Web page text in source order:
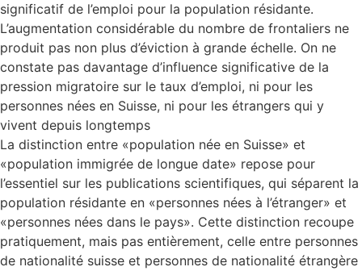
significatif de l’emploi pour la population résidante.
L’augmentation considérable du nombre de frontaliers ne
produit pas non plus d’éviction à grande échelle. On ne
constate pas davantage d’influence significative de la
pression migratoire sur le taux d’emploi, ni pour les
personnes nées en Suisse, ni pour les étrangers qui y
vivent depuis longtemps
La distinction entre «population née en Suisse» et
«population immigrée de longue date» repose pour
l’essentiel sur les publications scientifiques, qui séparent la
population résidante en «personnes nées à l’étranger» et
«personnes nées dans le pays». Cette distinction recoupe
pratiquement, mais pas entièrement, celle entre personnes
de nationalité suisse et personnes de nationalité étrangère